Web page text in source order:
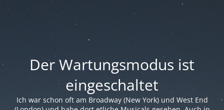
Der Wartungsmodus ist
eingeschaltet
Ich war schon oft am Broadway (New York) und West End